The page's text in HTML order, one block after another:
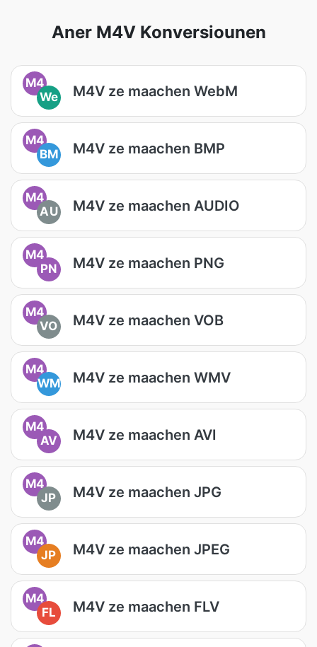
Aner M4V Konversiounen
M4
We
M4V ze maachen WebM
M4
BM
M4V ze maachen BMP
M4
AU
M4V ze maachen AUDIO
M4
PN
M4V ze maachen PNG
M4
VO
M4V ze maachen VOB
M4
WM
M4V ze maachen WMV
M4
AV
M4V ze maachen AVI
M4
JP
M4V ze maachen JPG
M4
JP
M4V ze maachen JPEG
M4
FL
M4V ze maachen FLV